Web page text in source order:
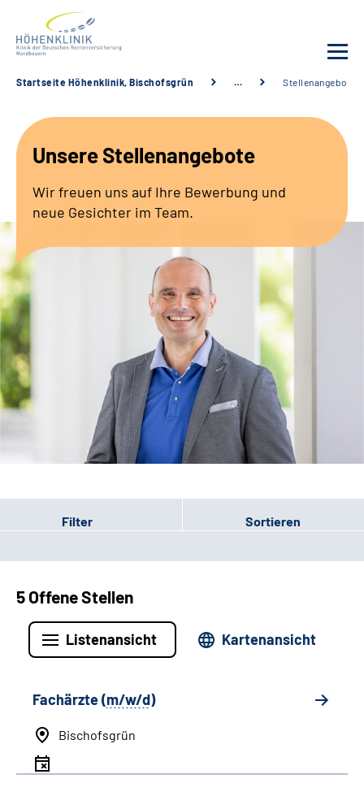
Leistungsangebot
Fachbereiche
Service
Karriere
Leichte Sprache
Gebärdensprache
Patienten-Login
Startseite Höhenklinik, Bischofsgrün … Stellenangebote
Unsere Stellenangebote
Wir freuen uns auf Ihre Bewerbung und
neue Gesichter im Team.
Filter Sortieren
5 Offene Stellen
Listenansicht Kartenansicht
Fachärzte (m/w/d)
Bischofsgrün